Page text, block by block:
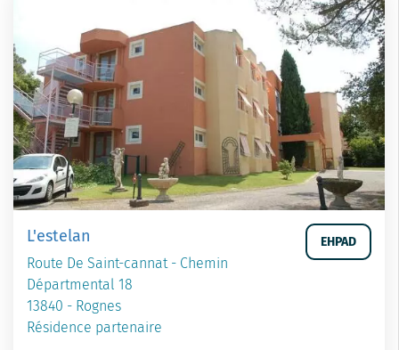
L'estelan
Route De Saint-cannat - Chemin
Départmental 18
13840 - Rognes
Résidence partenaire
EHPAD